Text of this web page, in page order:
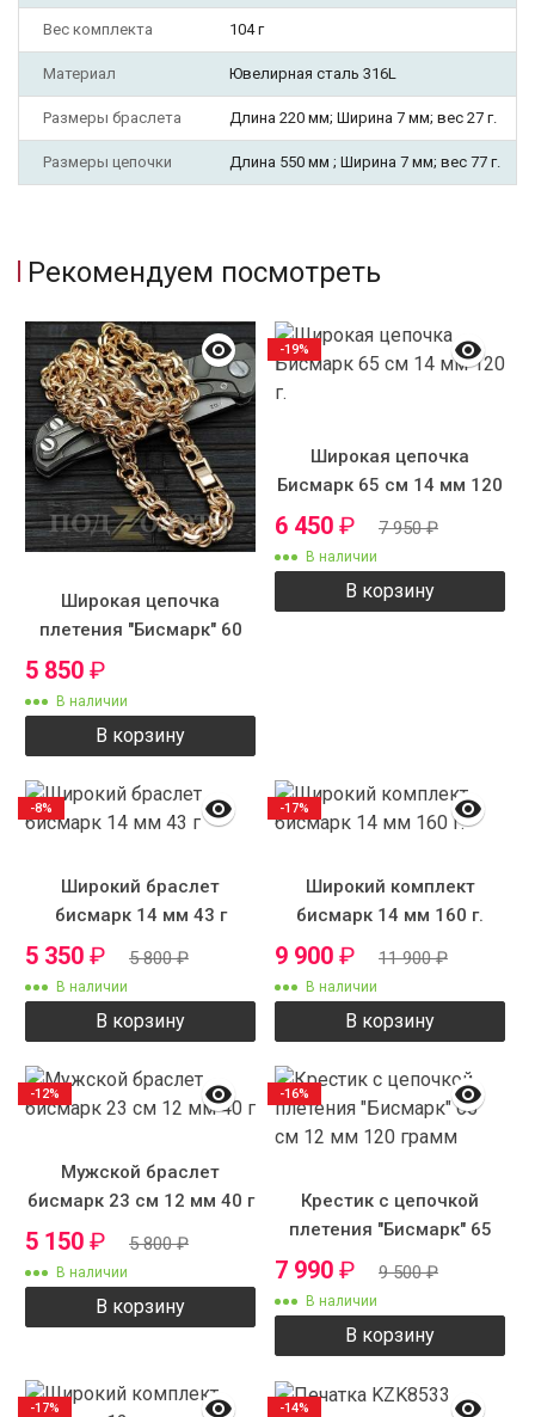
Вес комплекта 104 г
Материал Ювелирная сталь 316L
Размеры браслета Длина 220 мм; Ширина 7 мм; вес 27 г.
Размеры цепочки Длина 550 мм ; Ширина 7 мм; вес 77 г.
Рекомендуем посмотреть
Широкая цепочка
плетения "Бисмарк" 60
см 12 мм 105 г.
5 850 ₽
В наличии
В корзину
Широкая цепочка
Бисмарк 65 см 14 мм 120
6 450 ₽ 7 950₽
В наличии
В корзину
-19%
Широкий браслет
бисмарк 14 мм 43 г
5 350 ₽ 5 800₽
В наличии
В корзину
-8%
Широкий комплект
бисмарк 14 мм 160 г.
9 900 ₽ 11 900₽
В наличии
В корзину
-17%
Мужской браслет
бисмарк 23 см 12 мм 40 г
5 150 ₽ 5 800₽
В наличии
В корзину
-12%
Крестик с цепочкой
плетения "Бисмарк" 65
см 12 мм 120 грамм
7 990 ₽ 9 500₽
В наличии
В корзину
-16%
-17% -14%